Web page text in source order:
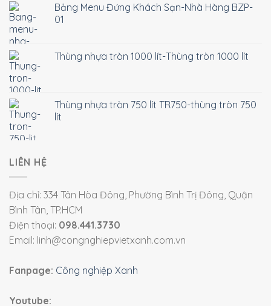
Bảng Menu Đứng Khách Sạn-Nhà Hàng BZP-
01
Thùng nhựa tròn 1000 lít-Thùng tròn 1000 lít
Thùng nhựa tròn 750 lít TR750-thùng tròn 750
lít
LIÊN HỆ
Địa chỉ: 334 Tân Hòa Đông, Phường Bình Trị Đông, Quận
Bình Tân, TP.HCM
Điện thoại: 098.441.3730
Email: linh@congnghiepvietxanh.com.vn
Fanpage: Công nghiệp Xanh
Youtube: